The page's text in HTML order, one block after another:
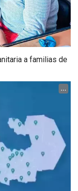
a familias de
...